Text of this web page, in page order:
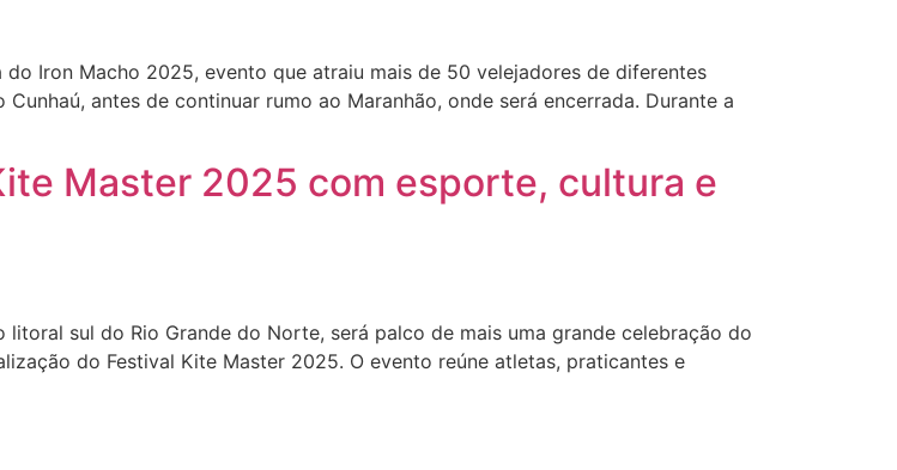
Iron Macho 2025, evento que atraiu mais de 50 velejadores de diferentes
antes de continuar rumo ao Maranhão, onde será encerrada. Durante a
Master 2025 com esporte, cultura e
sul do Rio Grande do Norte, será palco de mais uma grande celebração do
do Festival Kite Master 2025. O evento reúne atletas, praticantes e